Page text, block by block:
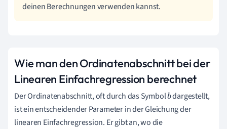
deinen Berechnungen verwenden kannst.
Wie man den Ordinatenabschnitt bei der
Linearen Einfachregression berechnet
Der Ordinatenabschnitt, oft durch das Symbolbdargestellt,
ist ein entscheidender Parameter in der Gleichung der
linearen Einfachregression. Er gibt an, wo die